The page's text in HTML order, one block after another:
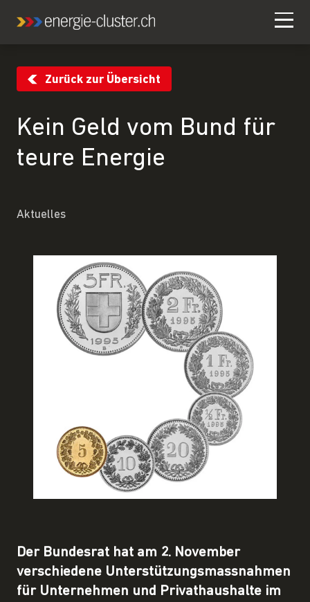
Zurück zur Übersicht
Kein Geld vom Bund für
teure Energie
Aktuelles
Der Bundesrat hat am 2. November
verschiedene Unterstützungsmassnahmen
für Unternehmen und Privathaushalte im